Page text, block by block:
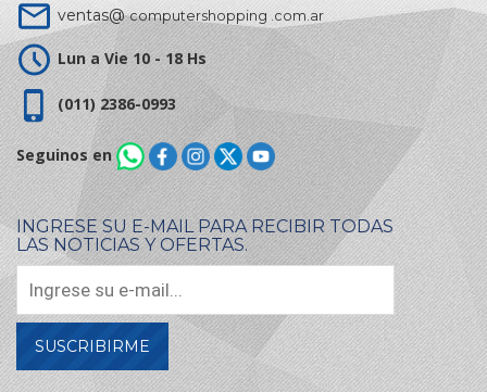
ventas@computershopping .com.ar
Lun a Vie 10 - 18 Hs
(011) 2386-0993
Seguinos en
INGRESE SU E-MAIL PARA RECIBIR TODAS
LAS NOTICIAS Y OFERTAS.
SUSCRIBIRME